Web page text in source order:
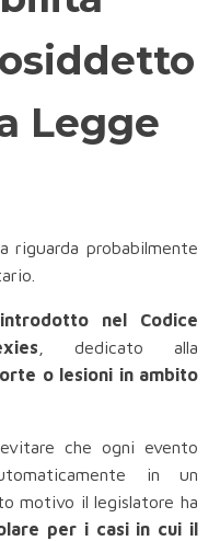
Legge
riguarda probabilmente
nel Codice
, dedicato alla
o lesioni in ambito
che ogni evento
in un
motivo il legislatore ha
per i casi in cui il